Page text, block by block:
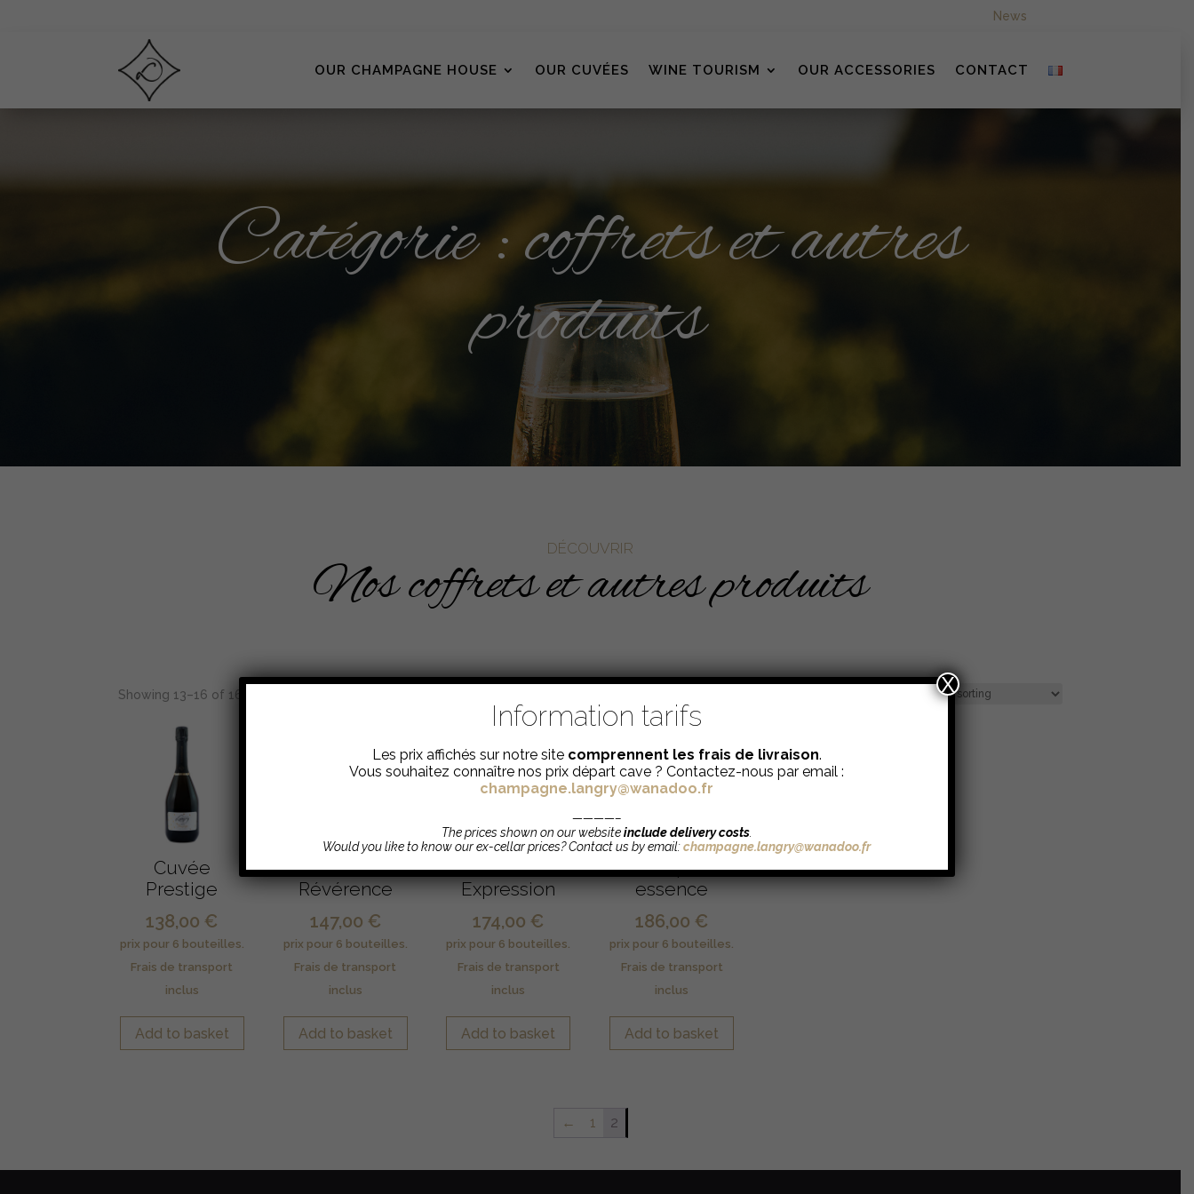
News
OUR CHAMPAGNE HOUSE OUR CUVÉES WINE TOURISM OUR ACCESSORIES CONTACT
Catégorie : coffrets et autres
produits
DÉCOUVRIR
Nos coffrets et autres produits
Showing 13–16 of 16 results
Cuvée
Prestige
138,00€
Add to basket
Cuvée
Révérence
147,00 €
Add to basket
Cuvée Haute
Expression
174,00€
Add to basket
Unique
essence
186,00€
Add to basket
← 1 2
Information tarifs
Les prix affichés sur notre site comprennent les frais de livraison.
Vous souhaitez connaître nos prix départ cave ? Contactez-nous par email :
champagne.langry@wanadoo.fr
————–
The prices shown on our websiteinclude delivery costs.
Would you like to know our ex-cellar prices? Contact us by email:champagne.langry@wanadoo.fr
X